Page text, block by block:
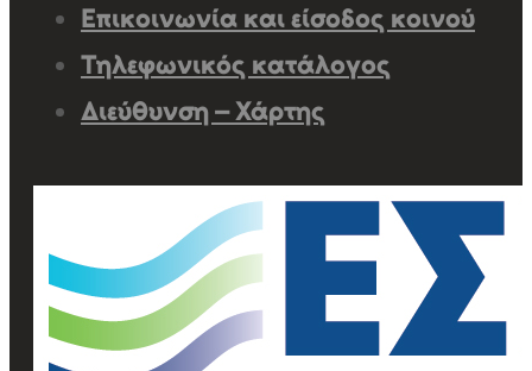
Επικοινωνία και είσοδος κοινού
Τηλεφωνικός κατάλογος
Διεύθυνση – Χάρτης